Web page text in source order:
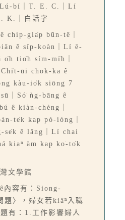
bí｜T. E. C.｜Lí
K.｜白話字
chip-gia̍p būn-tê｜
ê si̍p-koàn｜Lí ē-
tio̍h sím-mi̍h｜
ūi chok-ka ê
kàu-io̍k siōng 7
｜Só͘ ǹg-bāng ê
ê kiàn-chèng｜
te̍k kap pó-ióng｜
se̍k ê lâng｜Lí chai
kiaⁿ àm kap ko͘-to̍k
文學館
內容有：Siong-
題〉，婦女若kiâⁿ入職
有：1.工作影響婦人